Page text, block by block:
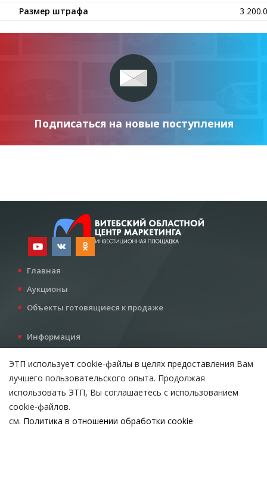
Размер штрафа
3
Подписаться на новые поступления
Главная
Аукционы
Объекты готовящиеся к продаже
Информация
Все для инвестора
Контакты
Возникли вопросы?
ЭТП использует cookie-файлы в целях предоставления Вам
лучшего пользовательского опыта. Продолжая
использовать ЭТП, Вы соглашаетесь с использованием
cookie-файлов.
см. Политика в отношении обработки cookie